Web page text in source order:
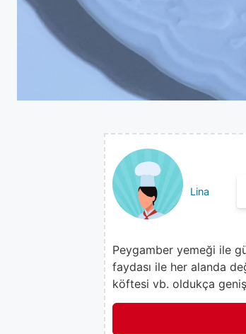
Lina
Peygamber yemeği ile
faydası ile her alanda
köftesi vb. oldukça